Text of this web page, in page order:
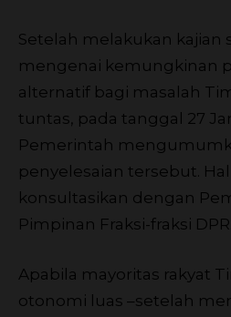
Setelah melakukan kajian
mengenai kemungkinan
alternatif bagi masalah
tuntas, pada tanggal 27
Pemerintah
penyelesaian tersebut.
konsultasikan dengan
Pimpinan Fraksi-fraksi DPR.
Apabila mayoritas rakyat
otonomi luas –setelah